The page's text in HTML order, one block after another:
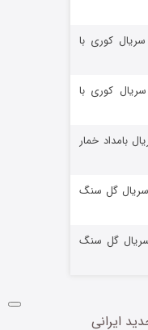
منتشر شد
کوری با
کوری با
بامداد خمار
گل سنگ
گل سنگ
ایرانی